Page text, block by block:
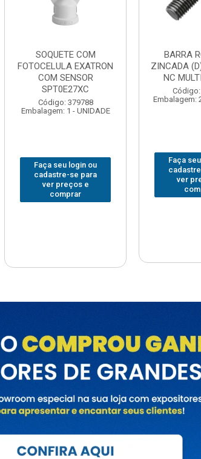
BARRA ROSCADA
ZINCADA (D) 5/16”X1MT
NC MULTIBARRAS
Código: 379806
Embalagem: 20 - UNIDADE
Faça seu login ou
cadastre-se para
ver preços e
comprar
JOMARCA
Embalagem:
Faça
ver